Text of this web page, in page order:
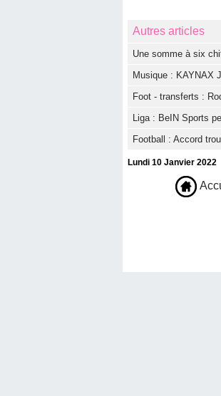
Autres articles
Une somme à six
Musique : KAYNAX
Foot - transferts :
Liga : BeIN Sports
Football : Accord
Lundi 10 Janvier 2022